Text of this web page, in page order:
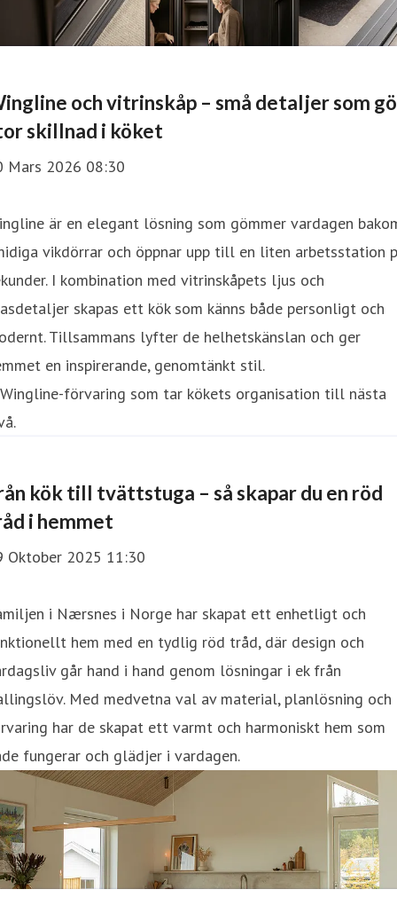
och vitrinskåp – små detaljer som
skillnad i köket
Mars 2026 08:30
är en elegant lösning som gömmer vardagen
vikdörrar och öppnar upp till en liten arbetsstation
I kombination med vitrinskåpets ljus och
skapas ett kök som känns både personligt och
Tillsammans lyfter de helhetskänslan och ger
en inspirerande, genomtänkt stil.
kök till tvättstuga – så skapar du en röd
i hemmet
Oktober 2025 11:30
i Nærsnes i Norge har skapat ett enhetligt och
hem med en tydlig röd tråd, där design och
går hand i hand genom lösningar i ek från
Med medvetna val av material, planlösning och
har de skapat ett varmt och harmoniskt hem som
fungerar och glädjer i vardagen.